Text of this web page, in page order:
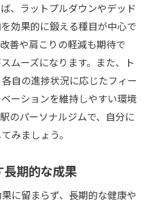
、ラットプルダウンやデッド
効果的に鍛える種目が中心で
善や肩こりの軽減も期待で
ムーズになります。また、ト
自の進捗状況に応じたフィー
ーションを維持しやすい環境
のパーソナルジムで、自分に
みましょう。
期的な成果
に留まらず、長期的な健康や